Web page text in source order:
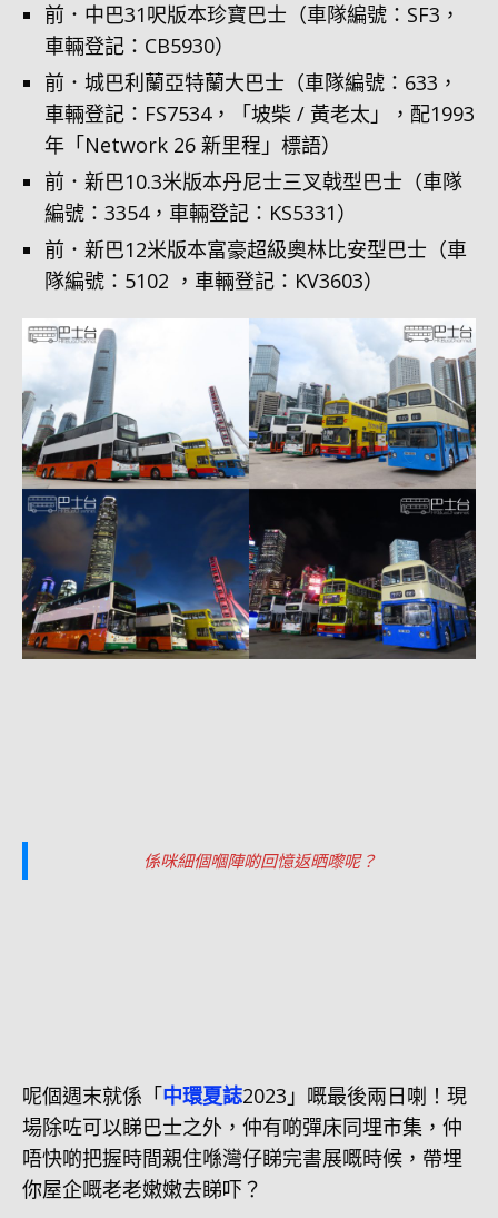
前．中巴31呎版本珍寶巴士（車隊編號：SF3，
車輛登記：CB5930）
前．城巴利蘭亞特蘭大巴士（車隊編號：633，
車輛登記：FS7534，「坡柴 / 黃老太」，配1993
年「Network 26 新里程」標語）
前．新巴10.3米版本丹尼士三叉戟型巴士（車隊
編號：3354，車輛登記：KS5331）
前．新巴12米版本富豪超級奧林比安型巴士（車
隊編號：5102 ，車輛登記：KV3603）
係咪細個嗰陣啲回憶返晒嚟呢？
呢個週末就係「中環夏誌2023」嘅最後兩日喇！現
場除咗可以睇巴士之外，仲有啲彈床同埋市集，仲
唔快啲把握時間親住喺灣仔睇完書展嘅時候，帶埋
你屋企嘅老老嫩嫩去睇吓？